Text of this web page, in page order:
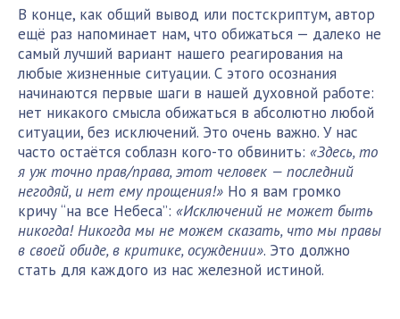
В конце, как общий вывод или постскриптум, автор
ещё раз напоминает нам, что обижаться — далеко не
самый лучший вариант нашего реагирования на
любые жизненные ситуации. С этого осознания
начинаются первые шаги в нашей духовной работе:
нет никакого смысла обижаться в абсолютно любой
ситуации, без исключений. Это очень важно. У нас
часто остаётся соблазн кого-то обвинить: «Здесь, то
я уж точно прав/права, этот человек — последний
негодяй, и нет ему прощения!» Но я вам громко
кричу “на все Небеса”: «Исключений не может быть
никогда! Никогда мы не можем сказать, что мы правы
в своей обиде, в критике, осуждении». Это должно
стать для каждого из нас железной истиной.